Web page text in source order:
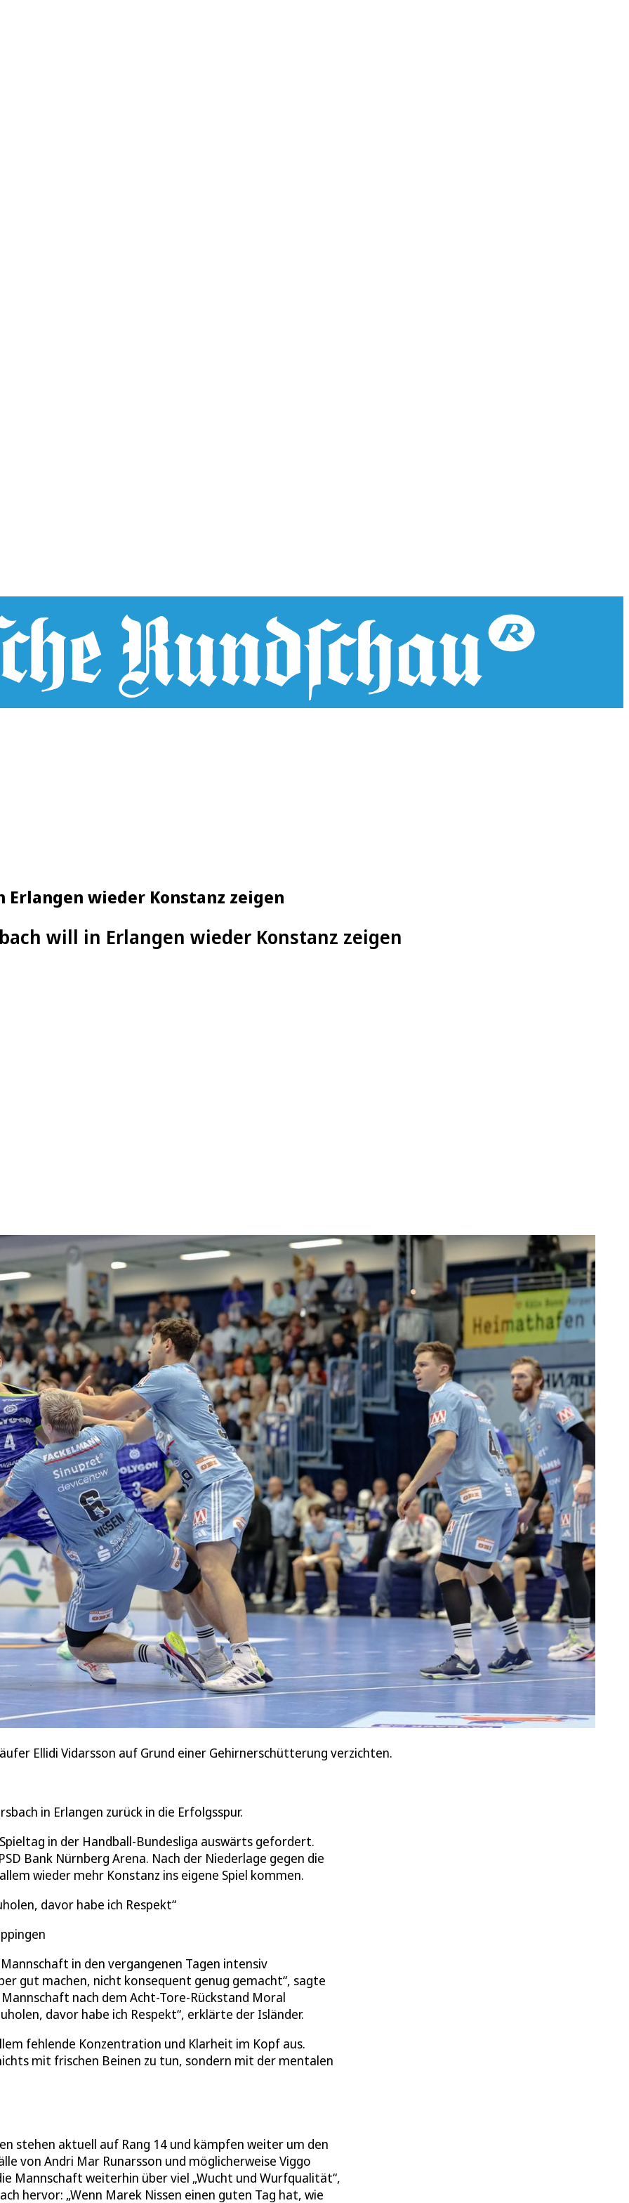
wieder Konstanz zeigen
will in Erlangen wieder Konstanz zeigen
Ellidi Vidarsson auf Grund einer Gehirnerschütterung verzichten.
in Erlangen zurück in die Erfolgsspur.
in der Handball-Bundesliga auswärts gefordert.
Bank Nürnberg Arena. Nach der Niederlage gegen die
wieder mehr Konstanz ins eigene Spiel kommen.
davor habe ich Respekt
in den vergangenen Tagen intensiv
gut machen, nicht konsequent genug gemacht“, sagte
nach dem Acht-Tore-Rückstand Moral
davor habe ich Respekt“, erklärte der Isländer.
fehlende Konzentration und Klarheit im Kopf aus.
mit frischen Beinen zu tun, sondern mit der mentalen
stehen aktuell auf Rang 14 und kämpfen weiter um den
von Andri Mar Runarsson und möglicherweise Viggo
Mannschaft weiterhin über viel „Wucht und Wurfqualität“,
hervor: „Wenn Marek Nissen einen guten Tag hat, wie